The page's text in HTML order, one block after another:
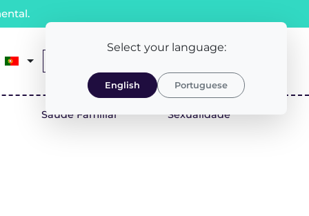
Select your language:
English Portuguese
0
Saúde Familiar Sexualidade